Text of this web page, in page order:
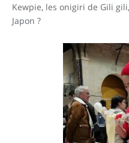
Kewpie, les onigiri de Gili
Japon ?